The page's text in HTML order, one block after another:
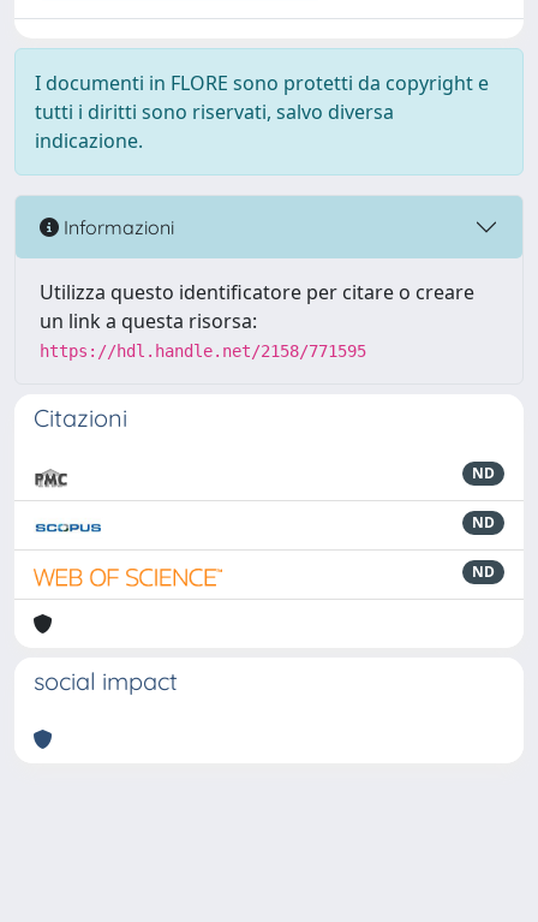
I documenti in FLORE sono protetti da copyright e
tutti i diritti sono riservati, salvo diversa
indicazione.
Informazioni
Utilizza questo identificatore per citare o creare
un link a questa risorsa:
https://hdl.handle.net/2158/771595
Citazioni
ND
ND
ND
social impact